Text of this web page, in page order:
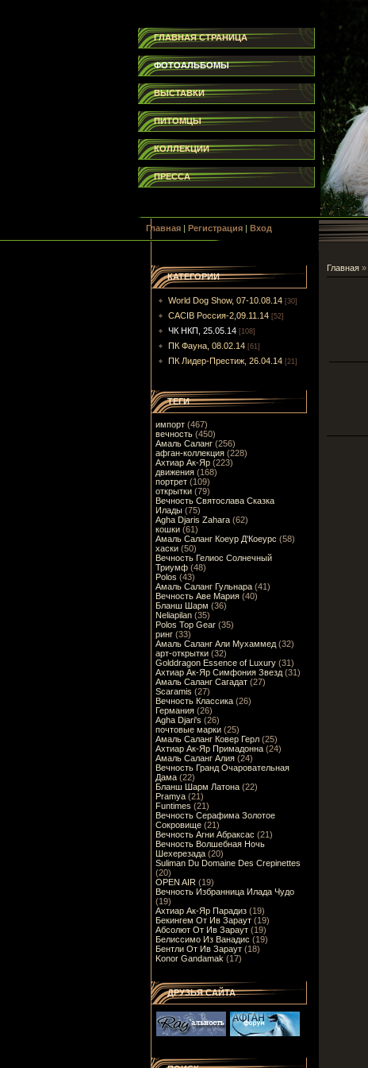
ГЛАВНАЯ СТРАНИЦА
ФОТОАЛЬБОМЫ
ВЫСТАВКИ
ПИТОМЦЫ
КОЛЛЕКЦИИ
ПРЕССА
Главная| Регистрация| Вход
КАТЕГОРИИ
World Dog Show, 07-10.08.14 [30]
CACIB Россия-2,09.11.14 [52]
ЧК НКП, 25.05.14 [108]
ПК Фауна, 08.02.14 [61]
ПК Лидер-Престиж, 26.04.14 [21]
ТЕГИ
импорт(467)
вечность(450)
Амаль Саланг(256)
афган-коллекция(228)
Ахтиар Ак-Яр(223)
движения(168)
портрет(109)
открытки(79)
Вечность Святослава Сказка
Илады(75)
Agha Djaris Zahara(62)
кошки(61)
Амаль Саланг Коеур Д'Коеурс (58)
хаски(50)
Вечность Гелиос Солнечный
Триумф(48)
Polos (43)
Амаль Саланг Гульнара(41)
Вечность Аве Мария(40)
Бланш Шарм (36)
Neliapilan(35)
Polos Top Gear(35)
ринг(33)
Амаль Саланг Али Мухаммед(32)
арт-открытки(32)
Golddragon Essence of Luxury(31)
Ахтиар Ак-Яр Симфония Звезд(31)
Амаль Саланг Сагадат(27)
Scaramis (27)
Вечность Классика(26)
Германия(26)
Agha Djari's (26)
почтовые марки(25)
Амаль Саланг Ковер Герл(25)
Ахтиар Ак-Яр Примадонна(24)
Амаль Саланг Алия(24)
Вечность Гранд Очаровательная
Дама(22)
Бланш Шарм Латона(22)
Pramya(21)
Funtimes (21)
Вечность Серафима Золотое
Сокровище(21)
Вечность Агни Абраксас (21)
Вечность Волшебная Ночь
Шехерезада(20)
Suliman Du Domaine Des Crepinettes
(20)
OPEN AIR (19)
Вечность Избранница Илада Чудо
(19)
Ахтиар Ак-Яр Парадиз(19)
Бекингем От Ив Зараут(19)
Абсолют От Ив Зараут(19)
Белиссимо Из Ванадис (19)
Бентли От Ив Зараут(18)
Konor Gandamak (17)
ДРУЗЬЯ САЙТА
Главная»